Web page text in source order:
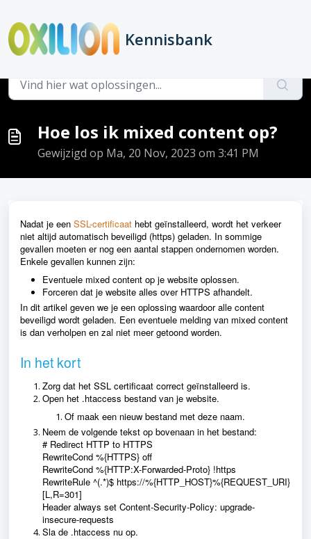
Kennisbank
Hoofdpagina ...
Hoe los ik mixed content op?
Gewijzigd op Ma, 20 Nov, 2023 om 3:41 PM
Nadat je een SSL-certificaat hebt geïnstalleerd, wordt het verkeer
niet altijd automatisch beveiligd (https) geladen. In sommige
gevallen moeten er nog een aantal stappen ondernomen worden.
Enkele gevallen kunnen zijn:
Eventuele mixed content op je website oplossen.
Forceren dat je website alles over HTTPS afhandelt.
In dit artikel geven we je een oplossing waardoor alle content
beveiligd wordt geladen. Een eventuele melding van mixed content
is dan verholpen en zal niet meer getoond worden.
In het kort
Zorg dat het SSL certificaat correct geïnstalleerd is.
Open het .htaccess bestand van je website.
Of maak een nieuw bestand met deze naam.
Neem de volgende tekst op bovenaan in het bestand:
# Redirect HTTP to HTTPS
RewriteCond %{HTTPS} off
RewriteCond %{HTTP:X-Forwarded-Proto} !https
RewriteRule ^(.*)$ https://%{HTTP_HOST}%{REQUEST_URI}
[L,R=301]
Header always set Content-Security-Policy: upgrade-
insecure-requests
Sla de .htaccess nu op.